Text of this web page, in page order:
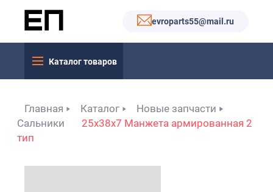
evroparts55@mail.ru
Каталог товаров
Главная Каталог
Новые запчасти
Сальники
25x38x7 Манжета армированная 2
тип